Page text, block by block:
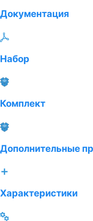
Документация
Набор
Комплект
Дополнительные
Характеристики